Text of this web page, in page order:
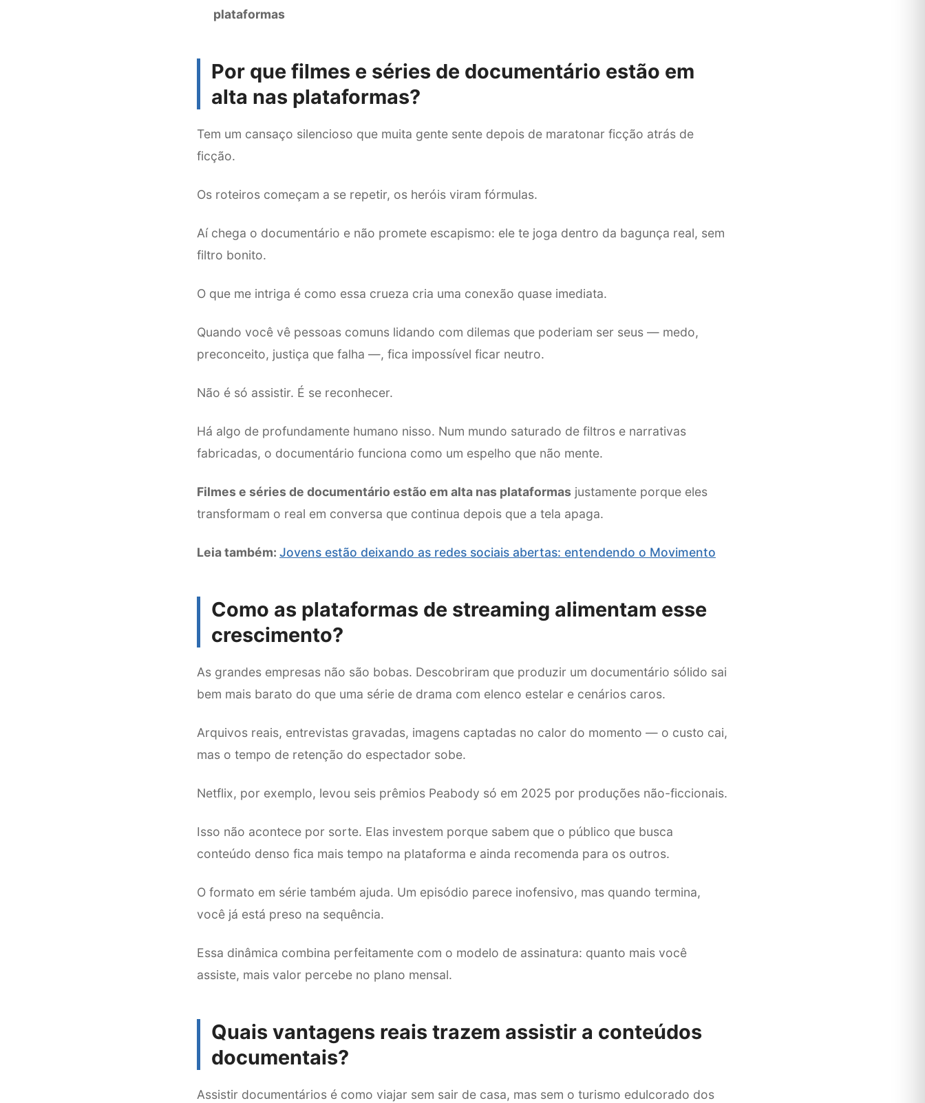
plataformas
Por que filmes e séries de documentário estão em
alta nas plataformas?
Tem um cansaço silencioso que muita gente sente depois de maratonar ficção atrás de
ficção.
Os roteiros começam a se repetir, os heróis viram fórmulas.
Aí chega o documentário e não promete escapismo: ele te joga dentro da bagunça real, sem
filtro bonito.
O que me intriga é como essa crueza cria uma conexão quase imediata.
Quando você vê pessoas comuns lidando com dilemas que poderiam ser seus — medo,
preconceito, justiça que falha —, fica impossível ficar neutro.
Não é só assistir. É se reconhecer.
Há algo de profundamente humano nisso. Num mundo saturado de filtros e narrativas
fabricadas, o documentário funciona como um espelho que não mente.
Filmes e séries de documentário estão em alta nas plataformas justamente porque eles
transformam o real em conversa que continua depois que a tela apaga.
Leia também: Jovens estão deixando as redes sociais abertas: entendendo o Movimento
Como as plataformas de streaming alimentam esse
crescimento?
As grandes empresas não são bobas. Descobriram que produzir um documentário sólido sai
bem mais barato do que uma série de drama com elenco estelar e cenários caros.
Arquivos reais, entrevistas gravadas, imagens captadas no calor do momento — o custo cai,
mas o tempo de retenção do espectador sobe.
Netflix, por exemplo, levou seis prêmios Peabody só em 2025 por produções não-ficcionais.
Isso não acontece por sorte. Elas investem porque sabem que o público que busca
conteúdo denso fica mais tempo na plataforma e ainda recomenda para os outros.
O formato em série também ajuda. Um episódio parece inofensivo, mas quando termina,
você já está preso na sequência.
Essa dinâmica combina perfeitamente com o modelo de assinatura: quanto mais você
assiste, mais valor percebe no plano mensal.
Quais vantagens reais trazem assistir a conteúdos
documentais?
Assistir documentários é como viajar sem sair de casa, mas sem o turismo edulcorado dos